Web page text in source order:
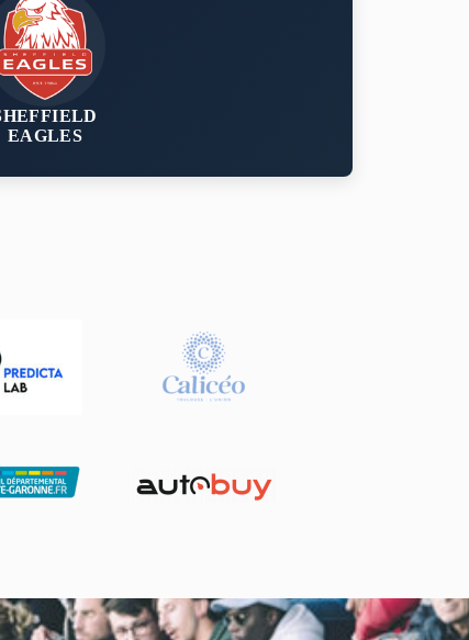
EAGLES